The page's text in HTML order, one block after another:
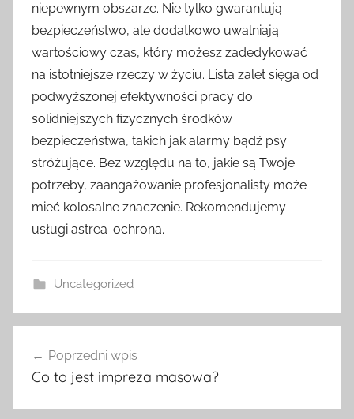
niepewnym obszarze. Nie tylko gwarantują
bezpieczeństwo, ale dodatkowo uwalniają
wartościowy czas, który możesz zadedykować
na istotniejsze rzeczy w życiu. Lista zalet sięga od
podwyższonej efektywności pracy do
solidniejszych fizycznych środków
bezpieczeństwa, takich jak alarmy bądź psy
stróżujące. Bez względu na to, jakie są Twoje
potrzeby, zaangażowanie profesjonalisty może
mieć kolosalne znaczenie. Rekomendujemy
usługi astrea-ochrona.
Uncategorized
wpisu
Poprzedni wpis
Co to jest impreza masowa?